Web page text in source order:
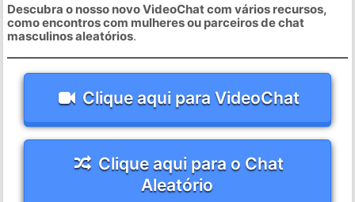
Descubra o nosso novo VideoChat com vários recursos,
como encontros com mulheres ou parceiros de chat
masculinos aleatórios.
Clique aqui para VideoChat
Clique aqui para o Chat
Aleatório